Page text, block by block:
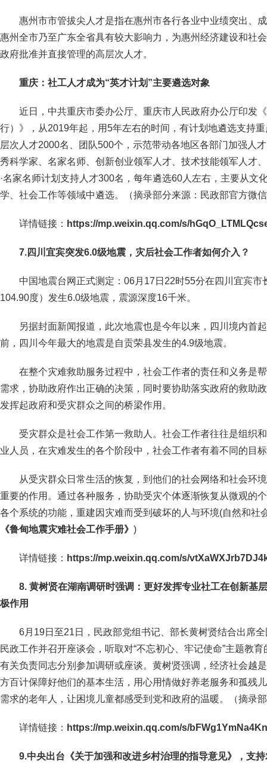
惠州市市管拔尖人才是指在惠州市各行各业中业绩突出、
惠州全市乃至广东全省具有较大影响力，为惠州经济建设和社
政府批准并直接管理的高层次人才。
重庆：社工人才成为“英才计划”主要遴选对象
近日，中共重庆市委办公厅、重庆市人民政府办公厅印发
行）》，从2019年起，用5年左右的时间，有计划地遴选支持
层次人才2000名、团队500个，示范带动各地区各部门加强人
秀科学家、名家名师、创新创业领军人才、技术技能领军人才
·名家名师计划支持人才300名，每年遴选60人左右，主要从文
学、社会工作等领域中遴选。
（摘录部分来源：民政部官方微
详情链接： https://mp.weixin.qq.com/s/
7.四川宜宾突发6.0级地震，灾后社会工作者如何介入？
中国地震台网正式测定：06月17日22时55分在四川宜宾市
104.90度）发生6.0级地震，震源深度16千米。
另据封面新闻报道，此次地震也是今年以来，四川境内首
前，四川今年最大的地震是自贡荣县发生的4.9级地震。
在整个灾难救助服务过程中，社会工作者的责任和义务是
需求，协助政府作出正确的决策，同时要协助落实政府的救助
发挥起政府和受灾群众之间的桥梁作用。
受灾群众是社会工作第一救助人。社会工作者往往是组织
业人员，在灾难发生的各个阶段中，社会工作者有着不同的目
从受灾群众日常生活的恢复，到他们的社会网络和社会环
重要的作用。通过各种服务，协助受灾个体逐渐恢复从微观的
各个系统的功能，重建因灾难而受到破坏的人与环境(自然和社
《鲁甸地震灾难社会工作手册》 )
详情链接： https://mp.weixin.qq.com/s/
8. 黄树贤在湖南调研时强调：更好发挥专业社工在创新基
极作用
6月19日至21日，民政部党组书记、部长黄树贤结合出席
民政工作并召开座谈会，听取对“不忘初心、牢记使命”主题教
有关负责同志分别参加调研或座谈。黄树贤强调，经济社会越
方百计保障好他们的基本生活，用心用情做好养老服务和孤残
需求的老年人，让困境儿童都感受到党和政府的温暖。（摘录
详情链接： https://mp.weixin.qq.com/s/
9.中央出台《关于加强和改进乡村治理的指导意见》，支